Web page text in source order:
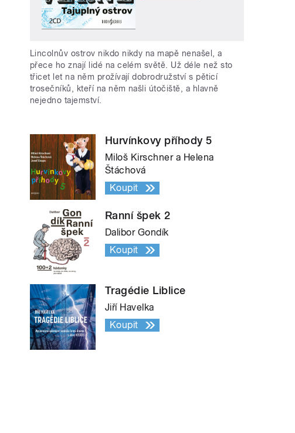
Lincolnův ostrov nikdo nikdy na mapě nenašel, a
přece ho znají lidé na celém světě. Už déle než sto
třicet let na něm prožívají dobrodružství s pěticí
trosečníků, kteří na něm našli útočiště, a hlavně
nejedno tajemství.
Hurvínkovy příhody 5
Miloš Kirschner a Helena
Štáchová
Koupit
Ranní špek 2
Dalibor Gondík
Koupit
Tragédie Liblice
Jiří Havelka
Koupit